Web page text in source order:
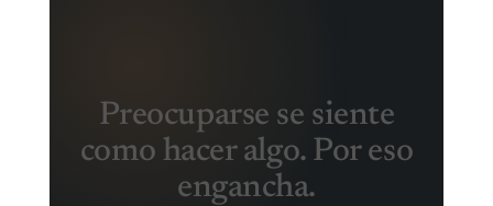
Preocuparse se siente
como hacer algo. Por eso
engancha.